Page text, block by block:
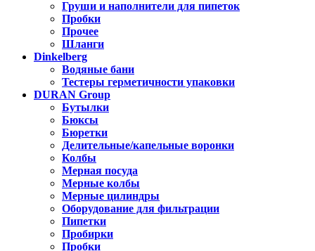
Груши и наполнители для пипеток
Пробки
Прочее
Шланги
Dinkelberg
Водяные бани
Тестеры герметичности упаковки
DURAN Group
Бутылки
Бюксы
Бюретки
Делительные/капельные воронки
Колбы
Мерная посуда
Мерные колбы
Мерные цилиндры
Оборудование для фильтрации
Пипетки
Пробирки
Пробки